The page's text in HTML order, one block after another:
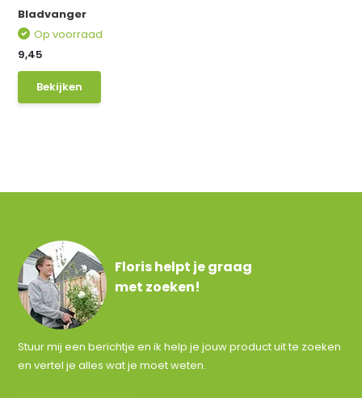
Bladvanger
Op voorraad
9,45
Bekijken
Floris helpt je graag
met zoeken!
Stuur mij een berichtje en ik help je jouw product uit te zoeken
en vertel je alles wat je moet weten.